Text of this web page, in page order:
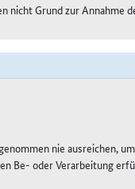
Grund zur Annahme
nie ausreichen,
Be- oder Verarbeitung